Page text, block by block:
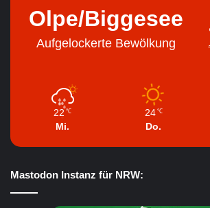
Olpe/Biggesee
Aufgelockerte Bewölkung
22 ℃
Mi.
24 ℃
Do.
Mastodon Instanz für NRW: